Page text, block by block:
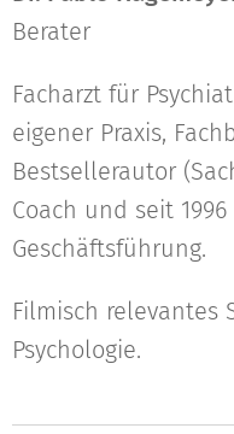
Berater
Facharzt für
eigener Praxis,
Bestsellerautor
Coach und seit
Geschäftsführung.
Filmisch relevantes
Psychologie.